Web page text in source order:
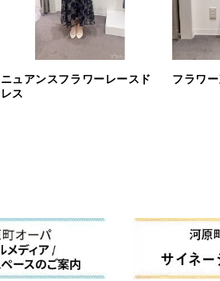
ニュアンスフラワーレースド
レス
フラワ